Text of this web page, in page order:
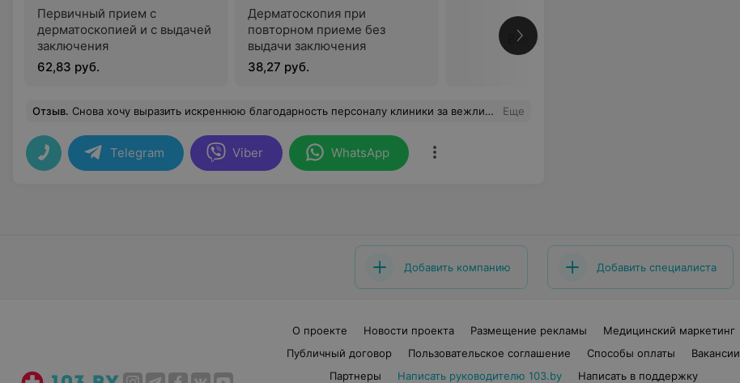
Первичный прием с
дерматоскопией и с выдачей
заключения
62,83 руб.
Дерматоскопия при
повторном приеме без
выдачи заключения
38,27 руб.
Все цены
Отзыв. Снова хочу выразить искреннюю благодарность персоналу клиники за вежливое и услужливое отношение к пациентам, а в особенности врачу ортодонту Бузук Екатерине Владимировне за качественный,аккуратный, а главное безболезненный прием. Екатерина Владимировна просто профессионал своего дела. Спасибо Вам за все! Творческих Вам успехов, крепкого здоровья, сил и процветания!!! Еще
Telegram Viber WhatsApp
Добавить компанию Добавить специалиста
О проекте Новости проекта Размещение рекламы
Медицинский маркетинг
Публичный договор
Пользовательское соглашение Способы оплаты
Вакансии
Партнеры
Написать руководителю 103.by Написать в поддержку